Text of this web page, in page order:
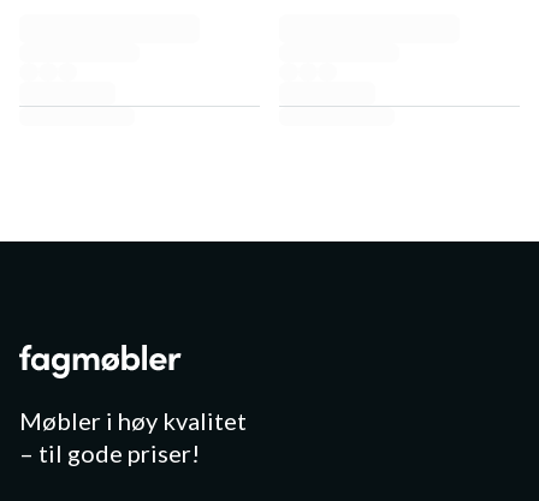
Møbler i høy kvalitet
– til gode priser!